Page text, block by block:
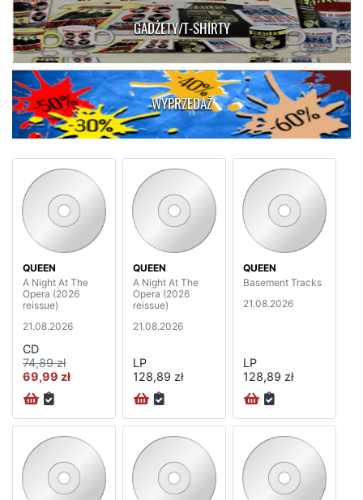
GADŻETY/T-SHIRTY
WYPRZEDAŻ
QUEEN
A Night At The
Opera (2026
reissue)
21.08.2026
CD
74,89 zł
69,99 zł
QUEEN
A Night At The
Opera (2026
reissue)
21.08.2026
LP
128,89 zł
QUEEN
Basement Tracks
21.08.2026
LP
128,89 zł